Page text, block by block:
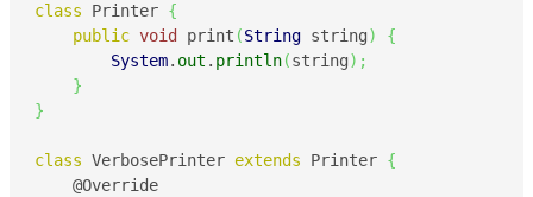
class Printer {
public void print (String string)
{
System. out . println(string) ;
}
}
class VerbosePrinter extends Printer {
    @Override